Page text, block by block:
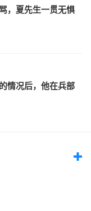
，夏先生一贯无惧
情况后，他在兵部